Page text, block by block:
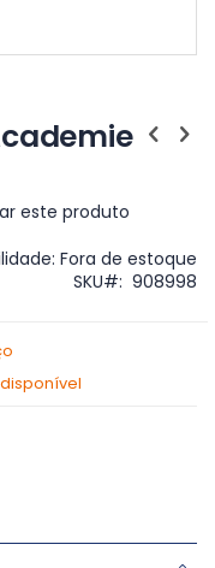
este produto
Fora de estoque
SKU
908998